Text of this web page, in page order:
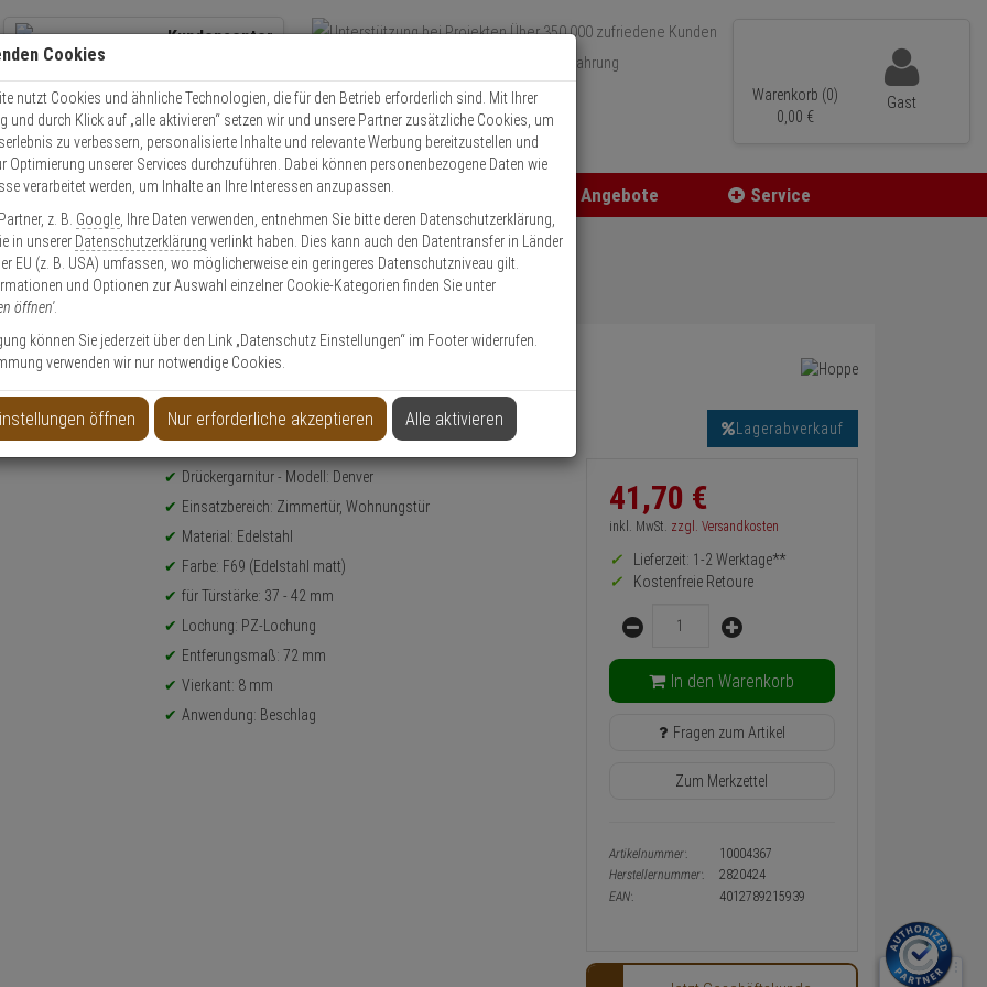
Kundencenter
Kontaktservice nutzen
Mo. - Do.: 8:00 - 16:30 Fr. 8:00 - 14:00 Uhr
Über 350.000 zufriedene Kunden
Über 15 Jahre Erfahrung
Schneller Versand
Warenkorb (0)
0, 00 €
Gast
Zutritt Einbruch Angebote Service
Beschläge Denver E1310Z/42KV/42KVS Türgriffgarnitur PZ
PZ
Lagerabverkauf
Produktinformationen
Drückergarnitur - Modell: Denver
Einsatzbereich: Zimmertür, Wohnungstür
Material: Edelstahl
Farbe: F69 (Edelstahl matt)
für Türstärke: 37 - 42 mm
Lochung: PZ-Lochung
Entferungsmaß: 72 mm
Vierkant: 8 mm
Anwendung: Beschlag
Informationen
zurück
Preis,
und
Warenkorb-
Konfigurieren-
Button
41,70 €
inkl. MwSt. zzgl. Versandkosten
Lieferzeit: 1-2 Werktage**
Kostenfreie Retoure
Menge
In den Warenkorb
Fragen zum Artikel
Zum Merkzettel
Artikelnummer:
10004367
Herstellernummer:
2820424
EAN:
4012789215939
Cookies
nutzt Cookies und ähnliche Technologien, die für den Betrieb erforderlich sind. Mit Ihrer
und durch Klick auf „alle aktivieren“ setzen wir und unsere Partner zusätzliche Cookies, um
zu verbessern, personalisierte Inhalte und relevante Werbung bereitzustellen und
Optimierung unserer Services durchzuführen. Dabei können personenbezogene Daten wie
verarbeitet werden, um Inhalte an Ihre Interessen anzupassen.
z. B. Google , Ihre Daten verwenden, entnehmen Sie bitte deren Datenschutzerklärung,
in unserer Datenschutzerklärung verlinkt haben. Dies kann auch den Datentransfer in Länder
EU (z. B. USA) umfassen, wo möglicherweise ein geringeres Datenschutzniveau gilt.
und Optionen zur Auswahl einzelner Cookie-Kategorien finden Sie unter
öffnen'.
können Sie jederzeit über den Link „Datenschutz Einstellungen“ im Footer widerrufen.
verwenden wir nur notwendige Cookies.
öffnen Nur erforderliche akzeptieren Alle aktivieren